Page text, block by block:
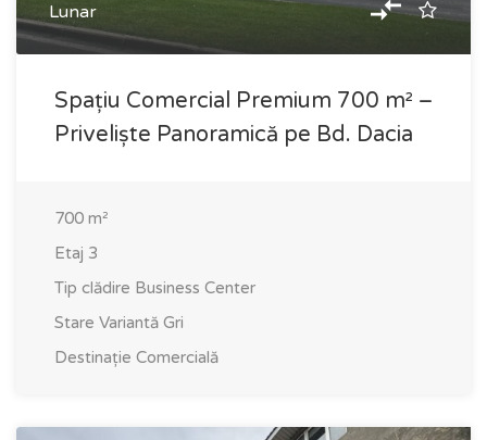
Lunar
Spațiu Comercial Premium 700 m² –
Priveliște Panoramică pe Bd. Dacia
700 m²
Etaj 3
Tip clădire Business Center
Stare Variantă Gri
Destinație Comercială